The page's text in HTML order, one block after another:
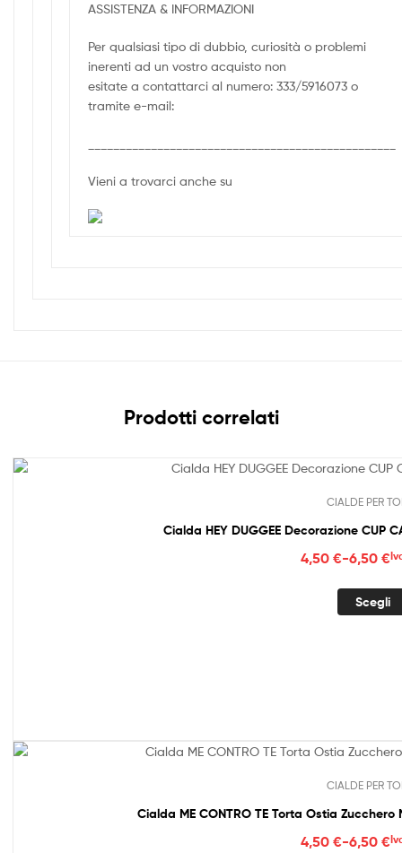
ASSISTENZA & INFORMAZIONI
Per qualsiasi tipo di dubbio, curiosità o problemi
inerenti ad un vostro acquisto non
esitate a contattarci al numero: 333/5916073 o
tramite e-mail:
Vieni a trovarci anche su
Prodotti correlati
CIALDE PER
Cialda HEY DUGGEE Decorazione CUP
4,50 €-6,50 €
Scegli
CIALDE PER
Cialda ME CONTRO TE Torta Ostia
4,50 €-6,50 €